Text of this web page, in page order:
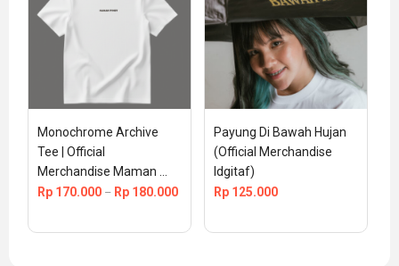
Monochrome Archive
Tee | Official
Merchandise Maman
Fvndy
Rp 170.000 – Rp 180.000
Payung Di Bawah Hujan
(Official Merchandise
Idgitaf)
Rp 125.000